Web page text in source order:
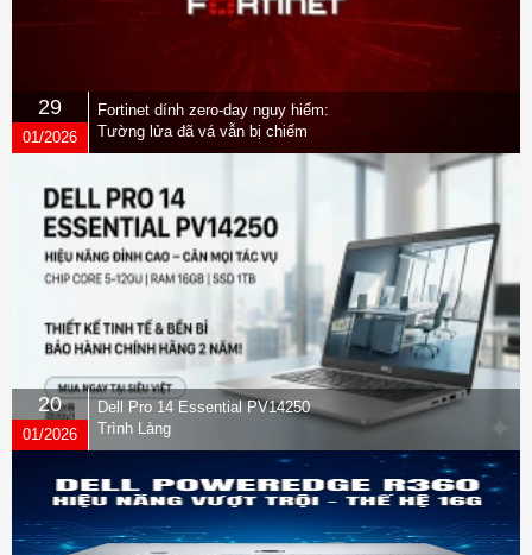
29
01/2026
Fortinet dính zero-day nguy hiểm:
Tường lửa đã vá vẫn bị chiếm
quyền
20
01/2026
Dell Pro 14 Essential PV14250
Trình Làng